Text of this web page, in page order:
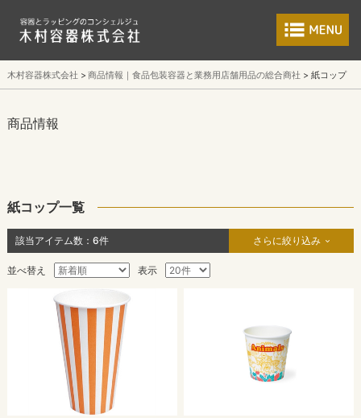
食品包装容器と
木村容器株式会社 商品情報｜食品包装容器と業務用店舗用品の総合商社 紙コップ
商品情報
紙コップ一覧
該当アイテム数： 6件 さらに絞り込み
並べ替え 表示